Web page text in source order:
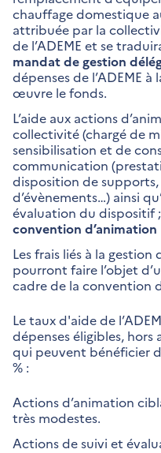
chauffage domestique
attribuée par la
de l’ADEME et se
mandat de gestion
dépenses de l’ADEME
œuvre le fonds.
L’aide aux actions
collectivité (chargé de
sensibilisation et de
communication
disposition de
d’évènements…) ainsi
évaluation du dispositif
convention d’animation
Les frais liés à la
pourront faire l’objet
cadre de la convention
Le taux d'aide de
dépenses éligibles,
qui peuvent bénéficier
% :
Actions d’animation
très modestes.
Actions de suivi et